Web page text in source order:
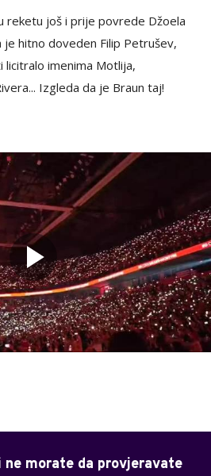
reketu još i prije povrede Džoela
hitno doveden Filip Petrušev,
imenima Motlija,
Izgleda da je Braun taj!
ne morate da provjeravate